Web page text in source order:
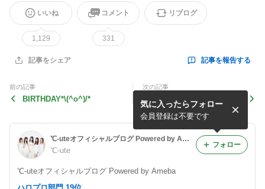
いいね
1,129
コメント
331
リブログ
記事をシェア 記事を報告する
前の記事
BIRTHDAY*\(^o^)/*
次の記事
℃-uteオフィシャルブログ Powered by Ameba
℃-ute
℃-uteオフィシャルブログ Powered by Ameba
気に入ったらフォロー
会員登録は不要です
フォロー